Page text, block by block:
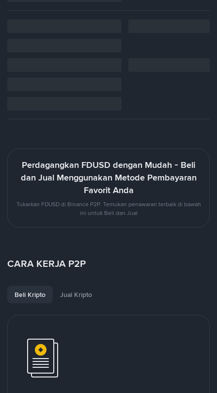
Perdagangkan FDUSD dengan Mudah - Beli
dan Jual Menggunakan Metode Pembayaran
Favorit Anda
Tukarkan FDUSD di Binance P2P. Temukan penawaran terbaik di bawah
ini untuk Beli dan Jual
CARA KERJA P2P
Beli Kripto Jual Kripto